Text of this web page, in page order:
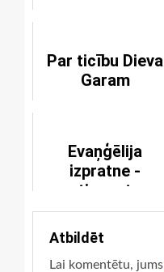
Par ticību Dieva
Garam
Evaņģēlija
izpratne -
atjaunota
Atbildēt
Lai komentētu, jums